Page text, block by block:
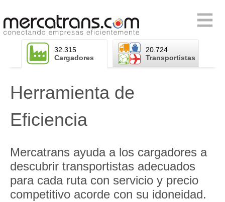
content
Primary
Menu
32.315
Cargadores
20.724
Transportistas
Herramienta de
Eficiencia
Mercatrans ayuda a los cargadores a
descubrir transportistas adecuados
para cada ruta con servicio y precio
competitivo acorde con su idoneidad.